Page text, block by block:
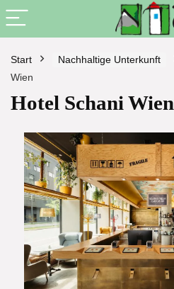
Start Nachhaltige Unterkunft
Wien
Hotel Schani Wien